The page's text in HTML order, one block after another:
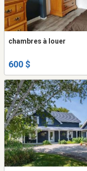
chambres à louer
600 $